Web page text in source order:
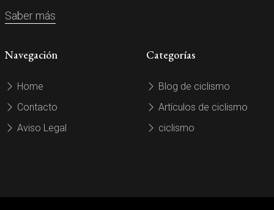
Saber más
Navegación
Home
Contacto
Aviso Legal
Categorías
Blog de ciclismo
Artículos de ciclismo
ciclismo